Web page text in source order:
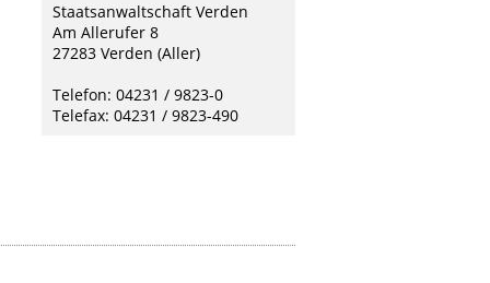
Staatsanwaltschaft Verden
Am Allerufer 8
27283 Verden (Aller)
Telefon: 04231 / 9823-0
Telefax: 04231 / 9823-490